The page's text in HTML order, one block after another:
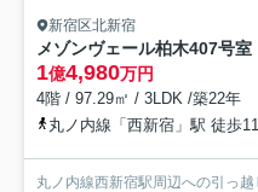
新宿区北新宿
メゾンヴェール柏木407号室
1億4,980万円
4階 / 97.29㎡ / 3LDK /築22年
丸ノ内線「西新宿」駅 徒歩
丸ノ内線西新宿駅周辺への引っ